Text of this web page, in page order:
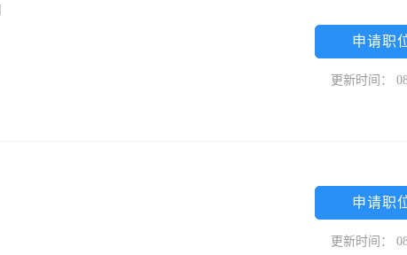
申请职
更新时间：
申请职
更新时间：